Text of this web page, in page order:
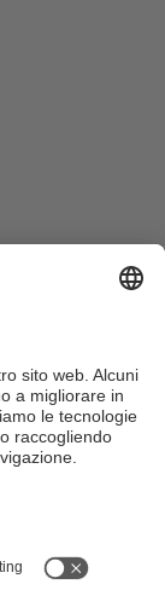
vivere il
alloggi e
dei
chiedendo